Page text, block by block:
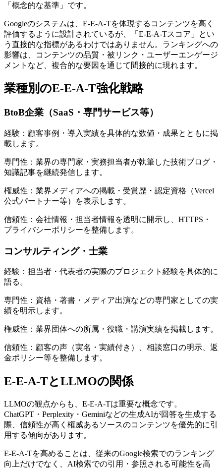
「概念的な基準」です。
Googleのシステムは、E-E-A-Tを体現するコンテンツを高く
評価するように設計されているが、「E-E-A-Tスコア」とい
う直接的な指標があるわけではありません。ランキングへの
影響は、コンテンツの品質・被リンク・ユーザーエンゲージ
メントなど、複合的な要因を通じて間接的に現れます。
業種別のE-E-A-T強化戦略
BtoB企業（SaaS・専門サービス等）
経験：顧客事例・導入実績を具体的な数値・成果とともに掲
載します。
専門性：業界の専門家・実務担当者が執筆した技術ブログ・
知識記事を継続発信します。
権威性：業界メディアへの掲載・受賞歴・認定資格（Vercel
公式パートナー等）を表示します。
信頼性：会社情報・担当者情報を透明に開示し、HTTPS・
プライバシーポリシーを整備します。
コンサルティング・士業
経験：担当者・代表者の実際のプロジェクト経験を具体的に
語る。
専門性：資格・著書・メディア出演などの専門家としての実
績を明示します。
権威性：業界団体への所属・役職・講演実績を掲載します。
信頼性：顧客の声（実名・実績付き）、相談窓口の明示、返
金ポリシー等を整備します。
E-E-A-TとLLMOの関係
LLMOの観点からも、E-E-A-Tは重要な概念です。
ChatGPT・Perplexity・Geminiなどの生成AIが回答を生成する
際、信頼性が高く権威あるソースのコンテンツを優先的に引
用する傾向があります。
E-E-A-Tを高めることは、従来のGoogle検索でのランキング
向上だけでなく、AI検索での引用・参照される可能性を高